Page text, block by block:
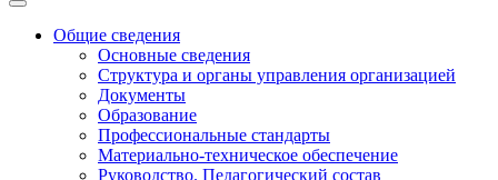
Toggle
navigationОбщие сведения
Основные сведения
Структура и органы управления организацией
Документы
Образование
Профессиональные стандарты
Материально-техническое обеспечение
Руководство. Педагогический состав